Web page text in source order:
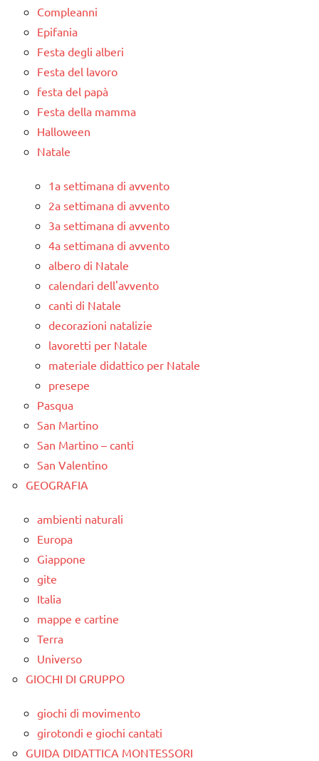
Compleanni
Epifania
Festa degli alberi
Festa del lavoro
festa del papà
Festa della mamma
Halloween
Natale
1a settimana di avvento
2a settimana di avvento
3a settimana di avvento
4a settimana di avvento
albero di Natale
calendari dell'avvento
canti di Natale
decorazioni natalizie
lavoretti per Natale
materiale didattico per Natale
presepe
Pasqua
San Martino
San Martino – canti
San Valentino
GEOGRAFIA
ambienti naturali
Europa
Giappone
gite
Italia
mappe e cartine
Terra
Universo
GIOCHI DI GRUPPO
giochi di movimento
girotondi e giochi cantati
GUIDA DIDATTICA MONTESSORI